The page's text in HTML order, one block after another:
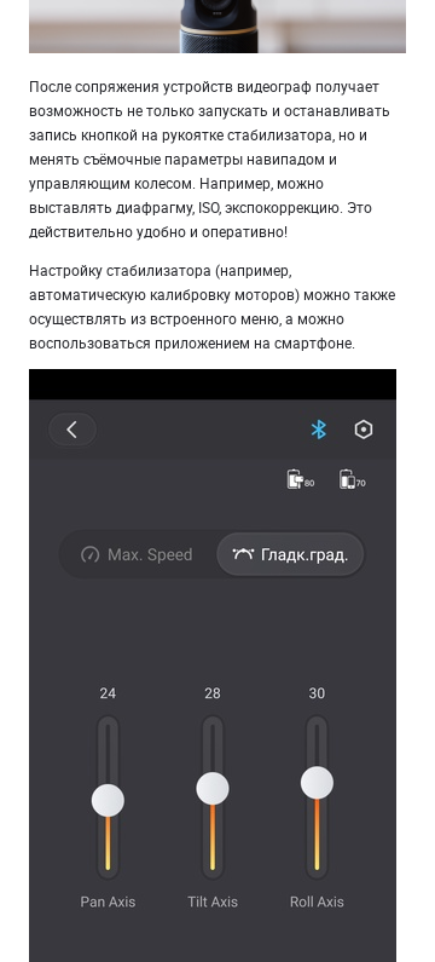
После сопряжения устройств видеограф получает
возможность не только запускать и останавливать
запись кнопкой на рукоятке стабилизатора, но и
менять съёмочные параметры навипадом и
управляющим колесом. Например, можно
выставлять диафрагму, ISO, экспокоррекцию. Это
действительно удобно и оперативно!
Настройку стабилизатора (например,
автоматическую калибровку моторов) можно также
осуществлять из встроенного меню, а можно
воспользоваться приложением на смартфоне.